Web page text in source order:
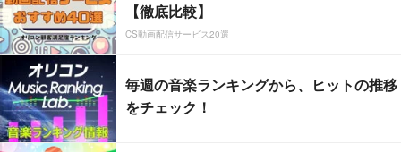
【徹底比較】
CS動画配信サービス20選
毎週の音楽ランキングから、ヒットの推移
をチェック！